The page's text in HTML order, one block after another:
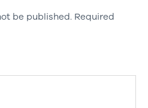
be published. Required